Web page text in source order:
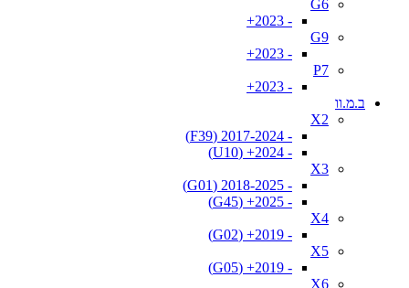
G6
- 2023+
G9
- 2023+
P7
- 2023+
ב.מ.וו
X2
- 2017-2024 (F39)
- 2024+ (U10)
X3
- 2018-2025 (G01)
- 2025+ (G45)
X4
- 2019+ (G02)
X5
- 2019+ (G05)
X6